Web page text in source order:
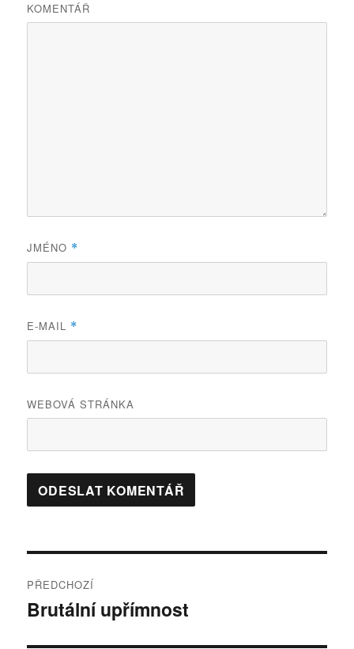
KOMENTÁŘ
JMÉNO *
E-MAIL *
WEBOVÁ STRÁNKA
pro
PŘEDCHOZÍ
Předchozí
Brutální upřímnost